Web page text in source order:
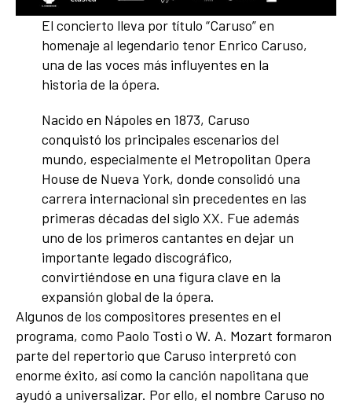
El concierto lleva por título “Caruso” en
homenaje al legendario tenor Enrico Caruso,
una de las voces más influyentes en la
historia de la ópera.
Nacido en Nápoles en 1873, Caruso
conquistó los principales escenarios del
mundo, especialmente el Metropolitan Opera
House de Nueva York, donde consolidó una
carrera internacional sin precedentes en las
primeras décadas del siglo XX. Fue además
uno de los primeros cantantes en dejar un
importante legado discográfico,
convirtiéndose en una figura clave en la
expansión global de la ópera.
Algunos de los compositores presentes en el
programa, como Paolo Tosti o W. A. Mozart formaron
parte del repertorio que Caruso interpretó con
enorme éxito, así como la canción napolitana que
ayudó a universalizar. Por ello, el nombre Caruso no